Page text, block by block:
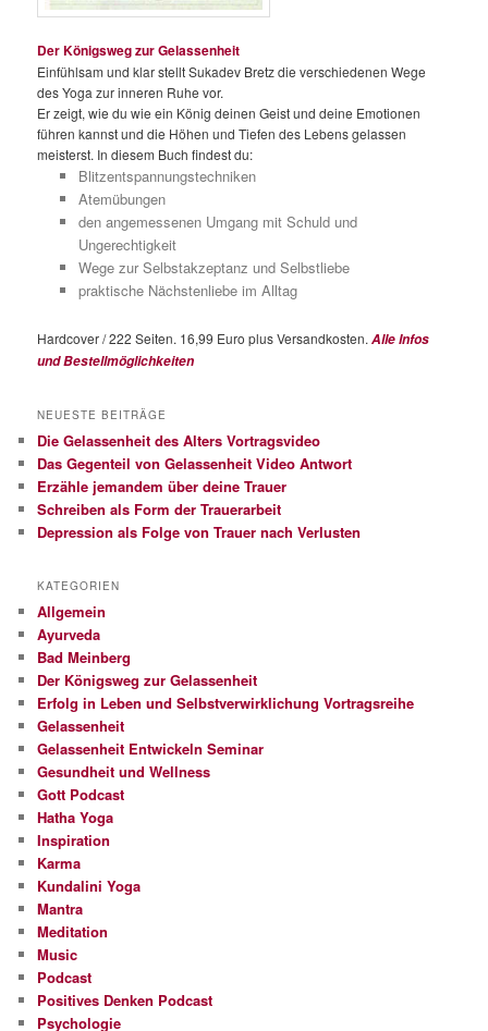
Der Königsweg zur Gelassenheit
Einfühlsam und klar stellt Sukadev Bretz die verschiedenen Wege
des Yoga zur inneren Ruhe vor.
Er zeigt, wie du wie ein König deinen Geist und deine Emotionen
führen kannst und die Höhen und Tiefen des Lebens gelassen
meisterst. In diesem Buch findest du:
Blitzentspannungstechniken
Atemübungen
den angemessenen Umgang mit Schuld und
Ungerechtigkeit
Wege zur Selbstakzeptanz und Selbstliebe
praktische Nächstenliebe im Alltag
Hardcover / 222 Seiten. 16,99 Euro plus Versandkosten.Alle Infos
und Bestellmöglichkeiten
NEUESTE BEITRÄGE
Die Gelassenheit des Alters Vortragsvideo
Das Gegenteil von Gelassenheit Video Antwort
Erzähle jemandem über deine Trauer
Schreiben als Form der Trauerarbeit
Depression als Folge von Trauer nach Verlusten
KATEGORIEN
Allgemein
Ayurveda
Bad Meinberg
Der Königsweg zur Gelassenheit
Erfolg in Leben und Selbstverwirklichung Vortragsreihe
Gelassenheit
Gelassenheit Entwickeln Seminar
Gesundheit und Wellness
Gott Podcast
Hatha Yoga
Inspiration
Karma
Kundalini Yoga
Mantra
Meditation
Music
Podcast
Positives Denken Podcast
Psychologie